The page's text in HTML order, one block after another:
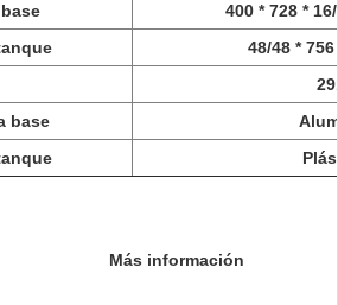
400 * 728 *
48/48 *
base
Más información